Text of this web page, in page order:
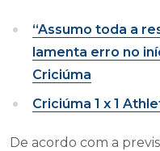
“Assumo toda a
lamenta erro no
Criciúma
Criciúma 1 x 1
De acordo com a